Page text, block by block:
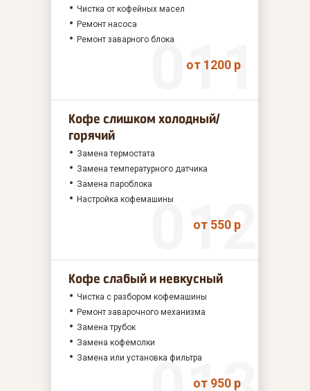
Чистка от кофейных масел
Ремонт насоса
Ремонт заварного блока
от 1200 р
Кофе слишком холодный/
горячий
Замена термостата
Замена температурного датчика
Замена пароблока
Настройка кофемашины
от 550 р
Кофе слабый и невкусный
Чистка с разбором кофемашины
Ремонт заварочного механизма
Замена трубок
Замена кофемолки
Замена или установка фильтра
от 950 р